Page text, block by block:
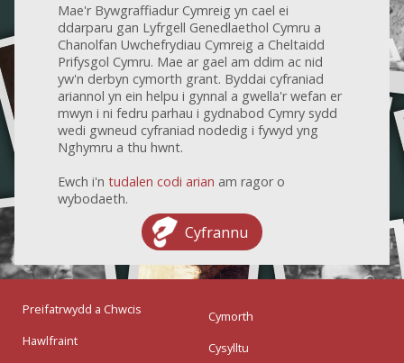
Mae'r Bywgraffiadur Cymreig yn cael ei
ddarparu gan Lyfrgell Genedlaethol Cymru a
Chanolfan Uwchefrydiau Cymreig a Cheltaidd
Prifysgol Cymru. Mae ar gael am ddim ac nid
yw'n derbyn cymorth grant. Byddai cyfraniad
ariannol yn ein helpu i gynnal a gwella'r wefan er
mwyn i ni fedru parhau i gydnabod Cymry sydd
wedi gwneud cyfraniad nodedig i fywyd yng
Nghymru a thu hwnt.
Ewch i'n tudalen codi arian am ragor o
wybodaeth.
Cyfrannu
Preifatrwydd a Chwcis
Hawlfraint
Cymorth
Cysylltu